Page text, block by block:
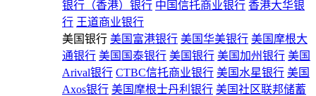
银行（香港）银行 中国信托商业银行 香港大华银
行 王道商业银行
美国银行 美国富港银行 美国华美银行 美国摩根大
通银行 美国国泰银行 美国银行 美国加州银行 美国
Arival银行 CTBC信托商业银行 美国水星银行 美国
Axos银行 美国摩根士丹利银行 美国社区联邦储蓄